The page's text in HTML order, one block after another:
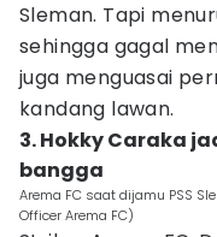
Sleman. Tapi
sehingga gagal
juga menguasai
kandang lawan.
3. Hokky Caraka
bangga
Arema FC saat dijamu PSS
Officer Arema FC)